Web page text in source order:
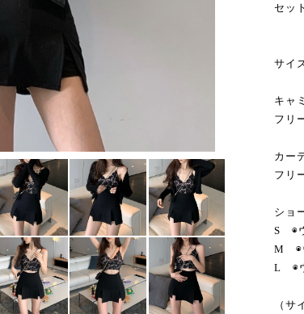
セッ
サイ
キャ
フリ
カー
フリ
ショ
S ◉
M ◉
L ◉
（